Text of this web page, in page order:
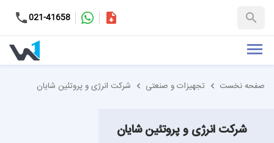
021-41658
+98-9937653151
کاتالوگ
صفحه نخست تجهیزات و صنعتی شرکت انرژی و پروتئین شایان
شرکت انرژی و پروتئین شایان